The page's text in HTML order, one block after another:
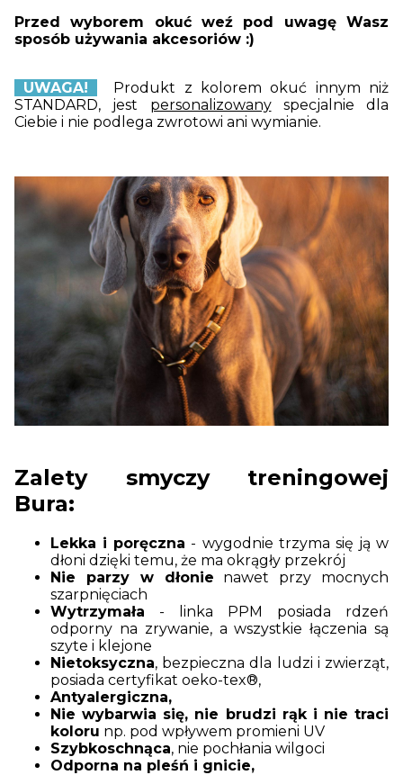
Przed wyborem okuć weź pod uwagę Wasz
sposób używania akcesoriów :)
UWAGA!
Produkt z kolorem okuć innym niż
STANDARD, jest personalizowanyspecjalnie dla
Ciebie i nie podlega zwrotowi ani wymianie.
Zalety smyczy treningowej
Bura:
Lekka i poręczna - wygodnie trzyma się ją w
dłoni dzięki temu, że ma okrągły przekrój
Nie parzy w dłonie nawet przy mocnych
szarpnięciach
Wytrzymała - linka PPM posiada rdzeń
odporny na zrywanie, a wszystkie łączenia są
szyte i klejone
Nietoksyczna, bezpieczna dla ludzi i zwierząt,
posiada certyfikat oeko-tex®,
Antyalergiczna,
Nie wybarwia się, nie brudzi rąk i nie traci
koloru np. pod wpływem promieni UV
Szybkoschnąca, nie pochłania wilgoci
Odporna na pleśń i gnicie,